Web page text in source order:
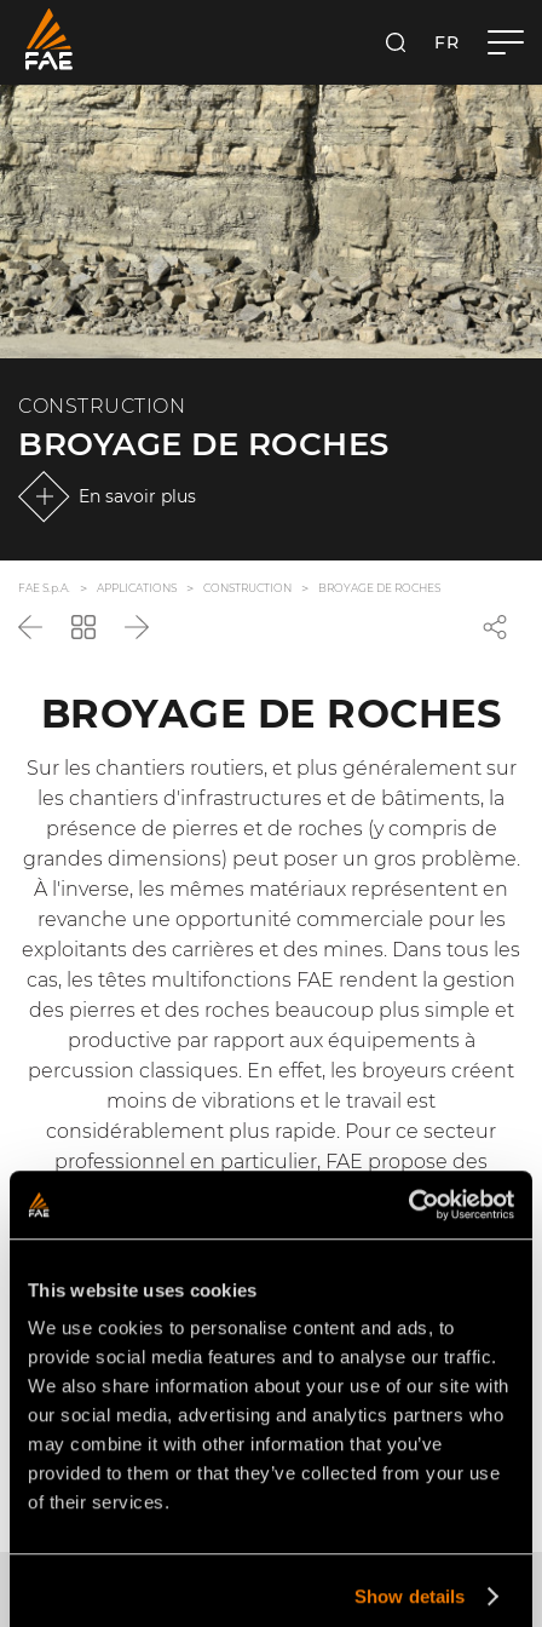
This website uses cookies
We use cookies to personalise content and ads, to
provide social media features and to analyse our traffic.
We also share information about your use of our site with
our social media, advertising and analytics partners who
may combine it with other information that you’ve
provided to them or that they’ve collected from your use
of their services.
Show details
RECHERCHER
FR
CONSTRUCTION
BROYAGE DE ROCHES
En savoir plus
FAE S.p.A. APPLICATIONS CONSTRUCTION BROYAGE DE ROCHES
PrécédentRevenirSuivant
BROYAGE DE ROCHES
Sur les chantiers routiers, et plus généralement sur
les chantiers d'infrastructures et de bâtiments, la
présence de pierres et de roches (y compris de
grandes dimensions) peut poser un gros problème.
À l'inverse, les mêmes matériaux représentent en
revanche une opportunité commerciale pour les
exploitants des carrières et des mines. Dans tous les
cas, les têtes multifonctions FAE rendent la gestion
des pierres et des roches beaucoup plus simple et
productive par rapport aux équipements à
percussion classiques. En effet, les broyeurs créent
moins de vibrations et le travail est
considérablement plus rapide. Pour ce secteur
professionnel en particulier, FAE propose des
puissants broyeurs multifonctions à associer aux
tracteurs agricoles classiques. L'expérience
de matériaux de haute qualité rendent les
En outre, la vaste gamme d'outils spécifiques
brevetés par FAE répond à toutes les exigences
opérationnelles.
Demander des informations
DÉCOUVRIR LES PRODUITS